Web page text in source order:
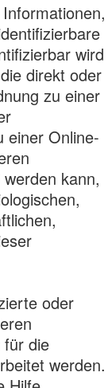
wird
direkt oder
zu einer
einer Online-
kann,
oder
für die
werden.